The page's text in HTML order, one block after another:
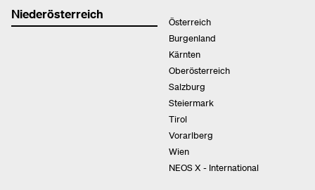
Niederösterreich
Österreich
Burgenland
Kärnten
Oberösterreich
Salzburg
Steiermark
Tirol
Vorarlberg
Wien
NEOS X - International